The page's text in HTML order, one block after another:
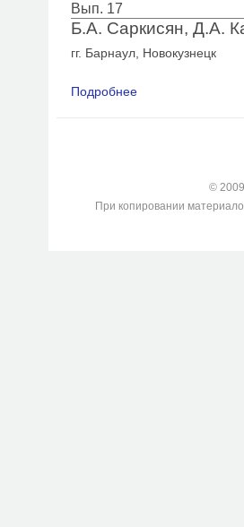
Вып. 17
Б.А. Саркисян, Д.А.
гг. Барнаул, Новокузнецк
Подробнее
©
При копировании